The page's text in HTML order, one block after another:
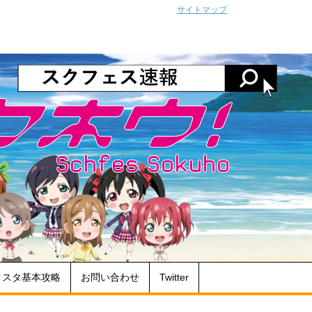
スタ基本攻略 お問い合わせ Twitter
サイトマップ